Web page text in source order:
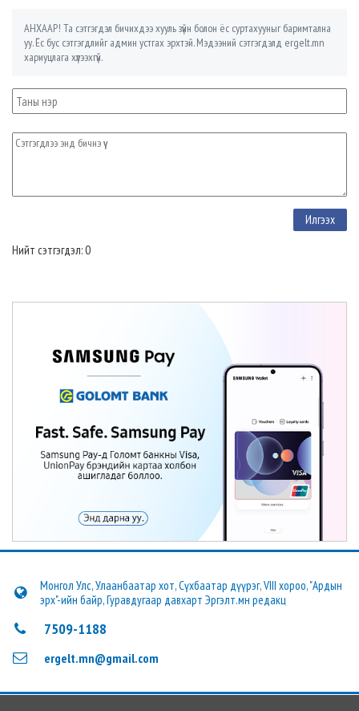
АНХААР! Та сэтгэгдэл бичихдээ хууль зүйн болон ёс суртахууныг баримтална
уу. Ёс бус сэтгэгдлийг админ устгах эрхтэй. Мэдээний сэтгэгдэлд ergelt.mn
хариуцлага хүлээхгүй.
Нийт сэтгэгдэл: 0
Монгол Улс, Улаанбаатар хот, Сүхбаатар дүүрэг, VIII хороо, "Ардын
эрх"-ийн байр, Гуравдугаар давхарт Эргэлт.мн редакц
7509-1188
ergelt.mn@gmail.com